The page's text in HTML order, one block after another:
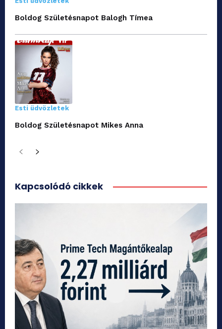
Boldog Születésnapot Balogh Tímea
Esti üdvözletek
Boldog Születésnapot Mikes Anna
Kapcsolódó cikkek